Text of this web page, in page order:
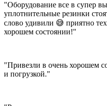
"Оборудование все в супер
уплотнительные резинки
слово удивили 😅 приятно
хорошем состоянии!"
"Привезли в очень хорошем
и погрузкой."